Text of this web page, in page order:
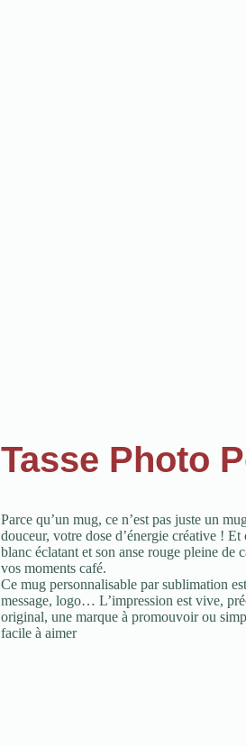
Tasse Photo
Parce qu’un mug, ce n’est pas juste un
douceur, votre dose d’énergie créative !
blanc éclatant et son anse rouge pleine de
vos moments café.
Ce mug personnalisable par sublimation
message, logo… L’impression est vive,
original, une marque à promouvoir ou
facile à aimer